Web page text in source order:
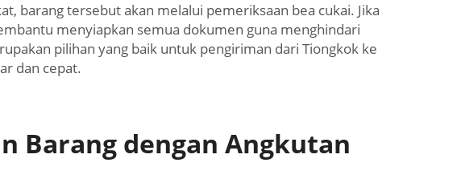
barang tersebut akan melalui pemeriksaan bea cukai. Jika
menyiapkan semua dokumen guna menghindari
pilihan yang baik untuk pengiriman dari Tiongkok ke
dan cepat.
Barang dengan Angkutan